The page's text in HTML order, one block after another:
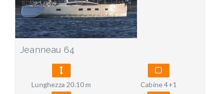
Jeanneau 64
Lunghezza 20.10 m Cabine 4+1